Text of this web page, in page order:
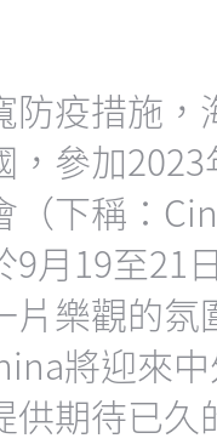
防疫措施
，參加
（下稱：
9月19至21
片樂觀的
將迎來
供期待已久